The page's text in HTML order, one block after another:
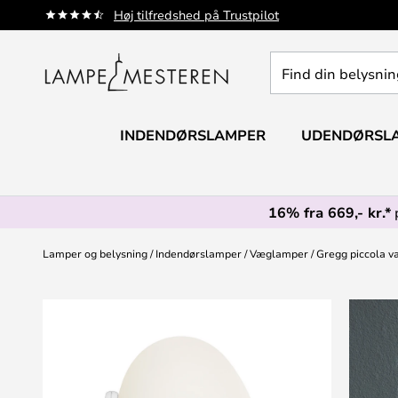
Høj tilfredshed på Trustpilot
Skip
to
din
INDENDØRSLAMPER
16% fra 669,- kr.*
Lamper og belysning Indendørslamper Væglamper Gregg piccola